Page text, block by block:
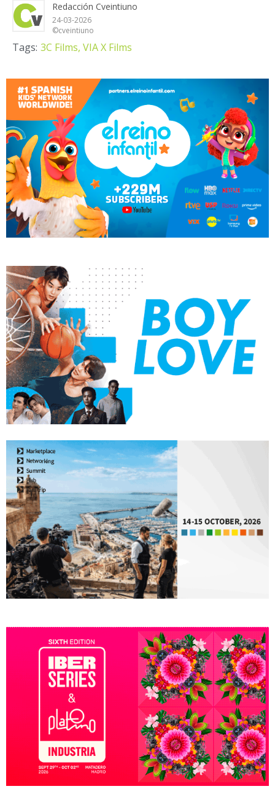
Redacción Cveintiuno
24-03-2026
©cveintiuno
Tags: 3C Films, VIA X Films